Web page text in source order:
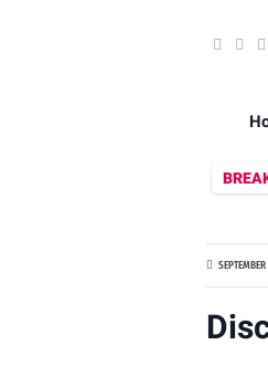
SINERGITAS LINTAS SEKTORAL: